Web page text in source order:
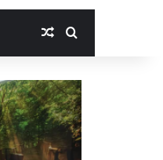
Random Article